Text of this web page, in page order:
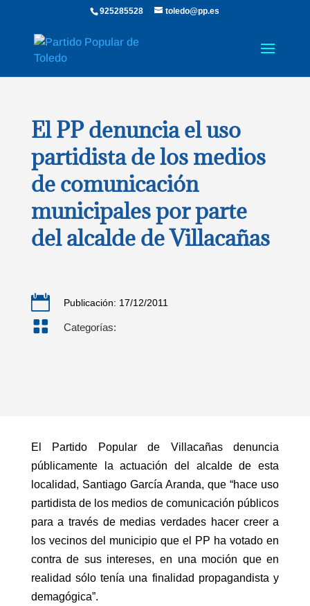
925285528 toledo@pp.es
El PP denuncia el uso
partidista de los medios
de comunicación
municipales por parte
del alcalde de Villacañas
 Publicación: 17/12/2011
 Categorías:
El Partido Popular de Villacañas denuncia
públicamente la actuación del alcalde de esta
localidad, Santiago García Aranda, que “hace uso
partidista de los medios de comunicación públicos
para a través de medias verdades hacer creer a
los vecinos del municipio que el PP ha votado en
contra de sus intereses, en una moción que en
realidad sólo tenía una finalidad propagandista y
demagógica”.